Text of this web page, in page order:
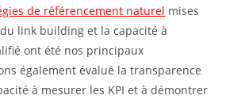
de référencement naturel mises
link building et la capacité à
ont été nos principaux
également évalué la transparence
à mesurer les KPI et à démontrer